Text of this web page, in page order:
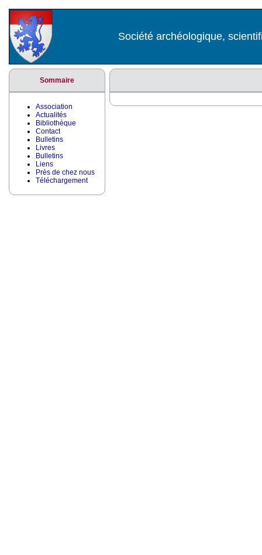
Société archéologique,
Sommaire
Association
Actualités
Bibliothèque
Contact
Bulletins
Livres
Bulletins
Liens
Près de chez nous
Téléchargement